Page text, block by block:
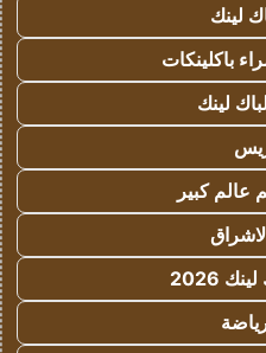
لينك
باكلينكات
لينك
عالم كبير
2026